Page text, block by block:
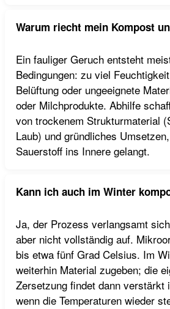
Warum riecht mein Kompost
Ein fauliger Geruch entsteht
Bedingungen: zu viel
Belüftung oder ungeeignete
oder Milchprodukte. Abhilfe
von trockenem Strukturmaterial
Laub) und gründliches
Sauerstoff ins Innere gelangt.
Kann ich auch im Winter
Ja, der Prozess verlangsamt
aber nicht vollständig auf.
bis etwa fünf Grad Celsius. Im
weiterhin Material zugeben; die
Zersetzung findet dann verstärkt
wenn die Temperaturen wieder